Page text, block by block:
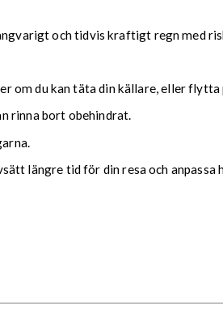
och tidvis kraftigt regn med
om du kan täta din källare, eller
rinna bort obehindrat.
längre tid för din resa och anpassa